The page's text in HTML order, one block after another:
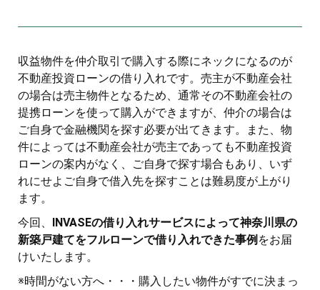
収益物件を仲介取引で購入する際にネックになるのが
不動産投資ローンの借り入れです。売主が不動産会社
の場合は売主物件となるため、通常その不動産会社の
提携ローンを使って購入ができますが、仲介の場合は
ご自身で金融機関を探す必要が出てきます。また、物
件によっては不動産会社が売主であっても不動産投資
ローンの案内がなく、ご自身で探す場合もあり、いず
れにせよご自身で借入先を探すことは難易度が上がり
ます。
今回、 INVASEの借り入れサービスによって神奈川県の
新築戸建てをフルローンで借り入れできた事例 をお届
けいたします。
※時間がない方へ・・・購入したい物件がすでに決まっ